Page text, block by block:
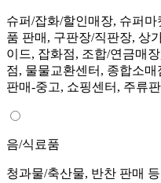
슈퍼/잡화/할인매장, 슈퍼
품 판매, 구판장/직판장, 상
이드, 잡화점, 조합/연금매
점, 물물교환센터, 종합소
판매-중고, 쇼핑센터, 주류
음/식료품
청과물/축산물, 반찬 판매 등